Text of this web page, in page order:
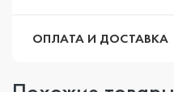
ОПЛАТА И ДОСТАВКА